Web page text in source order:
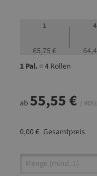
1
65,75 €
4
1 Pal.= 4 Rollen
ab 55,55 € /
0,00 € Gesamtpreis
Artikel